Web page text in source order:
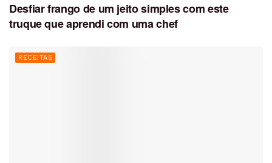
Desfiar frango de um jeito simples com este
truque que aprendi com uma chef
RECEITAS